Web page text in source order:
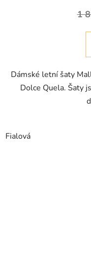
1
Dámské letní šaty
Dolce Quela. Šaty
Fialová